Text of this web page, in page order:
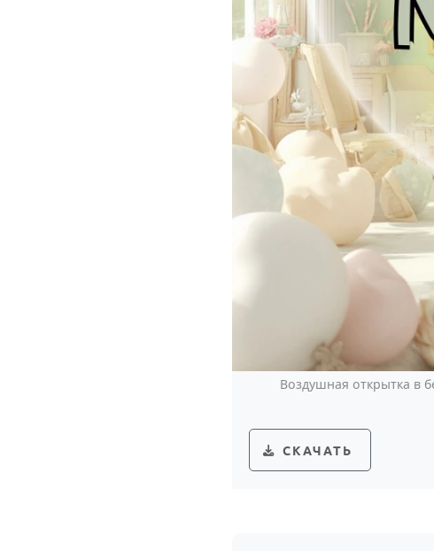
Воздушная открытка в
СКАЧАТЬ